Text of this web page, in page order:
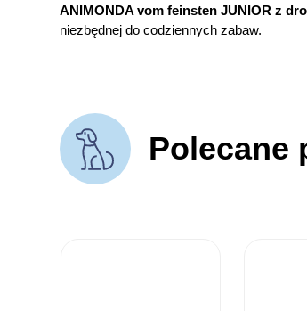
ANIMONDA vom feinsten JUNIOR z
niezbędnej do codziennych zabaw.
Polecane